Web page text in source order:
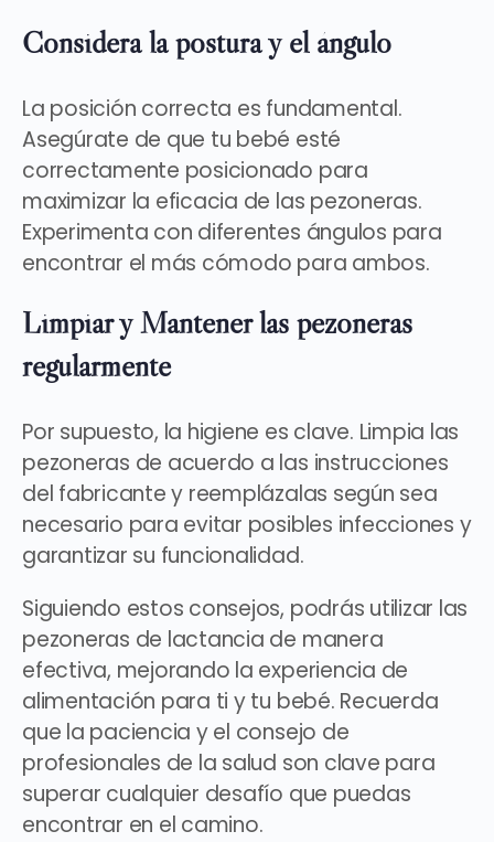
Considera la postura y el ángulo
La posición correcta es fundamental.
Asegúrate de que tu bebé esté
correctamente posicionado para
maximizar la eficacia de las pezoneras.
Experimenta con diferentes ángulos para
encontrar el más cómodo para ambos.
Limpiar y Mantener las pezoneras
regularmente
Por supuesto, la higiene es clave. Limpia las
pezoneras de acuerdo a las instrucciones
del fabricante y reemplázalas según sea
necesario para evitar posibles infecciones y
garantizar su funcionalidad.
Siguiendo estos consejos, podrás utilizar las
pezoneras de lactancia de manera
efectiva, mejorando la experiencia de
alimentación para ti y tu bebé. Recuerda
que la paciencia yel consejo de
profesionales de la salud son clave para
superar cualquier desafío que puedas
encontrar en el camino.